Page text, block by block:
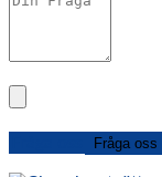
Fråga oss